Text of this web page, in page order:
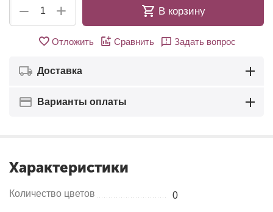
+
− В корзину
Отложить Сравнить Задать вопрос
Доставка
Варианты оплаты
Характеристики
Количество цветов 0